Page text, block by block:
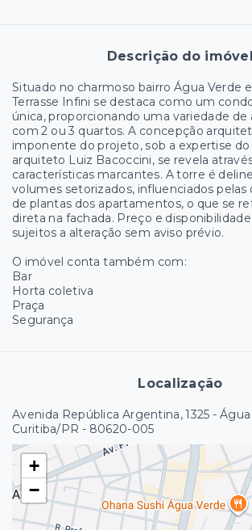
Descrição do imóvel
Situado no charmoso bairro Água Verde
Terrasse Infini se destaca como um
única, proporcionando uma variedade
com 2 ou 3 quartos. A concepção
imponente do projeto, sob a expertise
arquiteto Luiz Bacoccini, se revela
características marcantes. A torre é
volumes setorizados, influenciados pelas
de plantas dos apartamentos, o que se
direta na fachada. Preço e
sujeitos a alteração sem aviso prévio.
O imóvel conta também com:
Bar
Horta coletiva
Praça
Segurança
Localização
Avenida República Argentina, 1325 -
Curitiba/PR - 80620-005
+
−